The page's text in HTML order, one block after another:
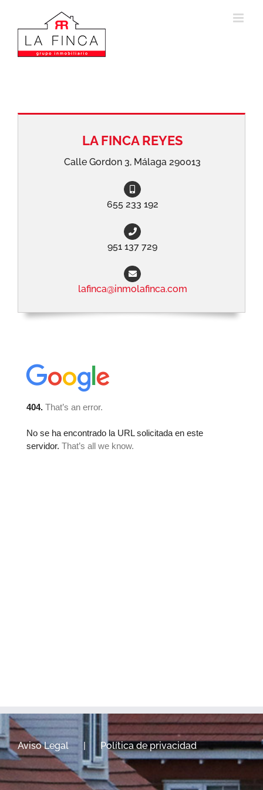
contenido
LA FINCA REYES
Calle Gordon 3, Málaga 290013
655 233 192
951 137 729
lafinca@inmolafinca.com
Aviso Legal Política de privacidad